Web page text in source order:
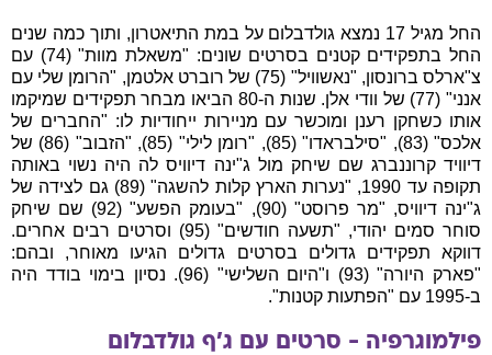
החל מגיל 17 נמצא גולדבלום על במת התיאטרון, ותוך כמה שנים
החל בתפקידים קטנים בסרטים שונים: "משאלת מוות" (74) עם
צ"ארלס ברונסון, "נאשוויל" (75) של רוברט אלטמן, "הרומן שלי עם
אנני" (77) של וודי אלן. שנות ה-80 הביאו מבחר תפקידים שמיקמו
אותו כשחקן רענן ומוכשר עם מניירות ייחודיות לו: "החברים של
אלכס" (83), "סילבראדו" (85), "רומן לילי" (85), "הזבוב" (86) של
דיוויד קרוננברג שם שיחק מול ג"ינה דיוויס לה היה נשוי באותה
תקופה עד 1990, "נערות הארץ קלות להשגה" (89) גם לצידה של
ג"ינה דיוויס, "מר פרוסט" (90), "בעומק הפשע" (92) שם שיחק
סוחר סמים יהודי, "תשעה חודשים" (95) וסרטים רבים אחרים.
דווקא תפקידים גדולים בסרטים גדולים הגיעו מאוחר, ובהם:
"פארק היורה" (93) ו"היום השלישי" (96). נסיון בימוי בודד היה
ב-1995 עם "הפתעות קטנות".
פילמוגרפיה - סרטים עם ג'ף גולדבלום